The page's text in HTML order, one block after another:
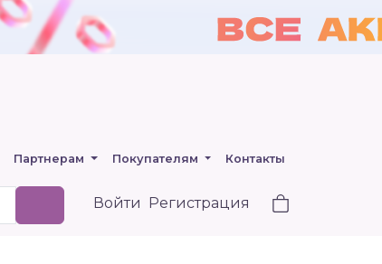
Партнерам Покупателям Контакты
Войти Регистрация